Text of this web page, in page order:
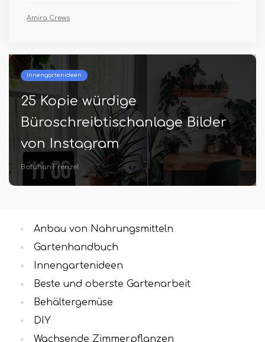
Amira Crews
Innengartenideen
25 Kopie würdige
Büroschreibtischanlage Bilder
von Instagram
Batuhan Frenzel
Anbau von Nahrungsmitteln
Gartenhandbuch
Innengartenideen
Beste und oberste Gartenarbeit
Behältergemüse
DIY
Wachsende Zimmerpflanzen